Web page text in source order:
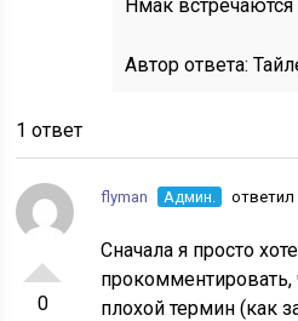
Нмак
Автор ответа:
1 ответ
0
flyman Админ. ответил
Сначала я просто
прокомментировать,
плохой термин (как